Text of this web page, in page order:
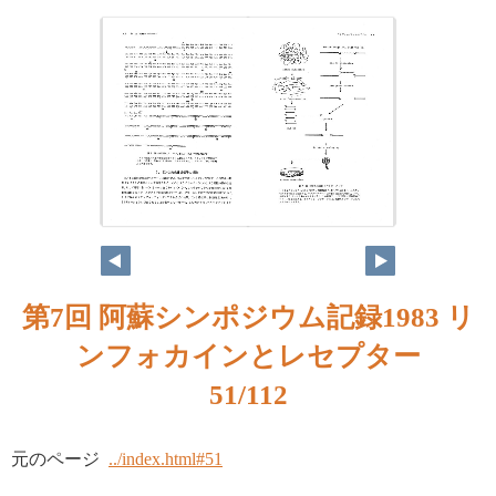
第7回 阿蘇シンポジウム記録1983 リ
ンフォカインとレセプター
51/112
元のページ ../index.html#51